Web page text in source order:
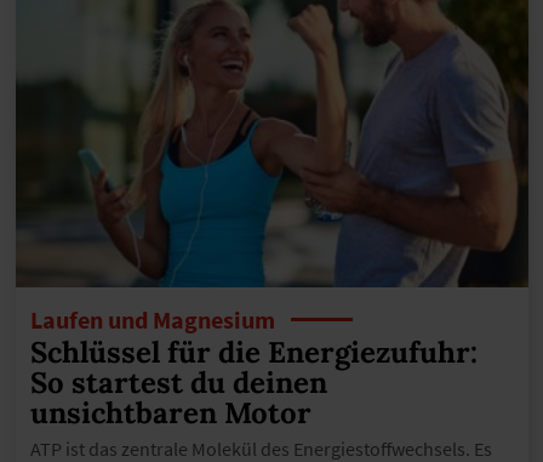
Laufen und Magnesium
Schlüssel für die Energiezufuhr:
So startest du deinen
unsichtbaren Motor
ATP ist das zentrale Molekül des Energiestoffwechsels. Es